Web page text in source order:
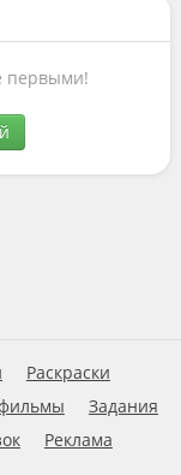
первыми!
Раскраски
Задания
Реклама